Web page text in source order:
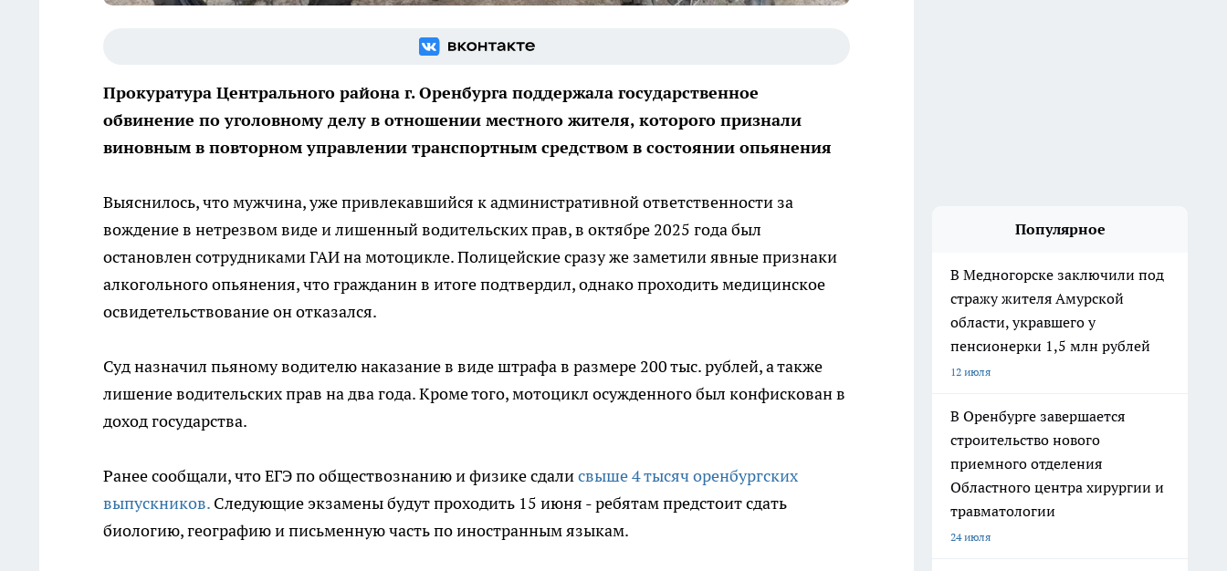
Прокуратура Центрального района г. Оренбурга поддержала государственное
обвинение по уголовному делу в отношении местного жителя, которого признали
виновным в повторном управлении транспортным средством в состоянии опьянения
Выяснилось, что мужчина, уже привлекавшийся к административной ответственности за
вождение в нетрезвом виде и лишенный водительских прав, в октябре 2025 года был
остановлен сотрудниками ГАИ на мотоцикле. Полицейские сразу же заметили явные признаки
алкогольного опьянения, что гражданин в итоге подтвердил, однако проходить медицинское
освидетельствование он отказался.
Суд назначил пьяному водителю наказание в виде штрафа в размере 200 тыс. рублей, а также
лишение водительских прав на два года. Кроме того, мотоцикл осужденного был конфискован в
доход государства.
Ранее сообщали, что ЕГЭ по обществознанию и физике сдалисвыше 4 тысяч оренбургских
выпускников. Следующие экзамены будут проходить 15 июня - ребятам предстоит сдать
биологию, географию и письменную часть по иностранным языкам.
Популярное
В Медногорске заключили под
стражу жителя Амурской
области, укравшего у
пенсионерки 1,5 млн рублей
12 июля
В Оренбурге завершается
строительство нового
приемного отделения
Областного центра хирургии и
травматологии
24 июля